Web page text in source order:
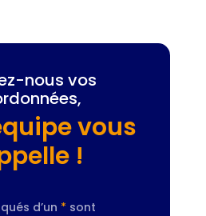
nous vos
vous
!
d’un * sont